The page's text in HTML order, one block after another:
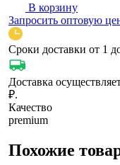
В корзину
Запросить оптовую
Сроки доставки от 1
Доставка
₽.
Качество
prеmium
Похожие